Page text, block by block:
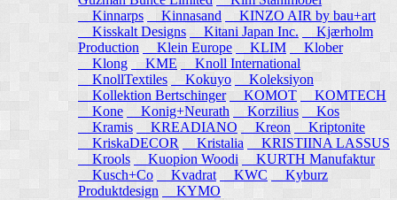
Kinnarps
Kinnasand
KINZO AIR by bau+art
Kisskalt Designs
Kitani Japan Inc.
Kjærholm
Production
Klein Europe KLIM
Klober
Klong
KME
Knoll International
KnollTextiles
Kokuyo
Koleksiyon
Kollektion Bertschinger KOMOT
KOMTECH
Kone
Konig+Neurath Korzilius
Kos
Kramis
KREADIANO Kreon
Kriptonite
KriskaDECOR
Kristalia
KRISTIINA LASSUS
Krools
Kuopion Woodi
KURTH Manufaktur
Kusch+Co
Kvadrat KWC
Kyburz
Produktdesign
KYMO